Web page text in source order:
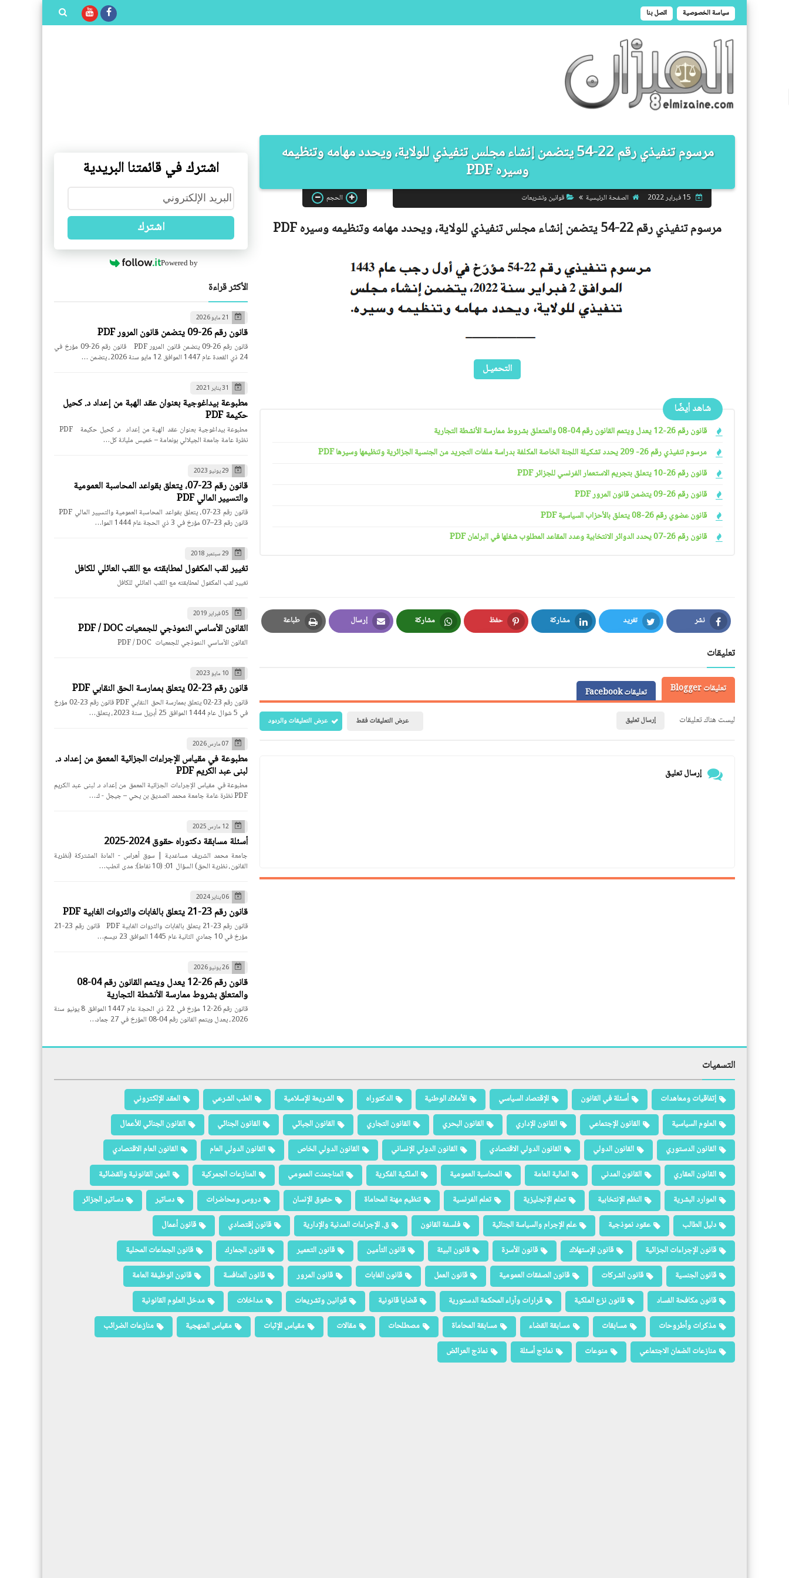
سياسة الخصوصية اتصل بنا
مرسوم تنفيذي رقم 22-54 يتضمن إنشاء مجلس تنفيذي للولاية، ويحدد مهامه وتنظيمه
وسيره PDF
الصفحة الرئيسية قوانين وتشريعات الحجم
مرسوم تنفيذي رقم 22-54 يتضمن إنشاء مجلس تنفيذي للولاية، ويحدد مهامه وتنظيمه وسيره PDF
التحميـل
شاهد أيضًا
قانون رقم 26-12 يعدل ويتمم القانون رقم 04-08 والمتعلق بشروط ممارسة الأنشطة التجارية
مرسوم تنفيذي رقم 26- 209 يحدد تشكيلة اللجنة الخاصة المكلفة بدراسة ملفات التجريد من الجنسية الجزائرية وتنظيمها وسيرها PDF
قانون رقم 26-10 يتعلق بتجريم الاستعمار الفرنسي للجزائر PDF
قانون رقم 26-09 يتضمن قانون المرور PDF
قانون عضوي رقم 26-08 يتعلق بالأحزاب السياسية PDF
قانون رقم 26-07 يحدد الدوائر الانتخابية وعدد المقاعد المطلوب شغلها في البرلمان PDF
نشر
Facebook
تغريد
Twitter
مشاركة
LinkedIn
حفظ
Pinterest
مشاركة
Whatsapp
إرسال
Email
طباعة
Print
تعليقات
تعليقات Blogger
تعليقات Facebook
ليست هناك تعليقات
إرسال تعليق عرض التعليقات فقط عرض التعليقات والردود
إرسال تعليق
اشترك في قائمتنا البريدية
اشترك
Powered by
الأكثر قراءة
21 مايو 2026
قانون رقم 26-09 يتضمن قانون المرور PDF
قانون رقم 26-09 يتضمن قانون المرور PDF قانون رقم 26-09 مؤرخ في
24 ذي القعدة عام 1447 الموافق 12 مايو سنة 2026، يتضمن …
31 يناير 2021
مطبوعة بيداغوجية بعنوان عقد الهبة من إعداد د. كحيل
حكيمة PDF
نظرة عامة جامعة الجيلالي بونعامة – خميس مليانة كل…
29 يونيو 2023
قانون رقم 23-07، يتعلق بقواعد المحاسبة العمومية
والتسيير المالي PDF
قانون رقم 23–07 مؤرخ في 3 ذي الحجة عام 1444 الموا…
29 سبتمبر 2018
تغيير لقب المكفول لمطابقته مع اللقب العائلي للكافل
تغيير لقب المكفول لمطابقته مع اللقب العائلي للكافل
05 فبراير 2019
القانون الأساسي النموذجي للجمعيات PDF / DOC
القانون الأساسي النموذجي للجمعيات PDF / DOC
10 مايو 2023
قانون رقم 23-02 يتعلق بممارسة الحق النقابي PDF
قانون رقم 23-02 يتعلق بممارسة الحق النقابي PDF قانون رقم 23-02 مؤرخ
في 5 شوال عام 1444 الموافق 25 أبريل سنة 2023، يتعلق…
07 مارس 2026
مطبوعة في مقياس الإجراءات الجزائية المعمق من إعداد د.
لبنى عبد الكريم PDF
مطبوعة في مقياس الإجراءات الجزائية المعمق من إعداد د. لبنى عبد الكريم
PDF نظرة عامة جامعة محمد الصديق بن يحي – جيجل - ك…
12 مارس 2025
أسئلة مسابقة دكتوراه حقوق 2024-2025
جامعة محمد الشريف مساعدية | سوق أهراس - المادة المشتركة (نظرية
القانون، نظرية الحق) السؤال 01: (10 نقاط): مدى انطب…
06 يناير 2024
قانون رقم 23-21 يتعلق بالغابات والثروات الغابية PDF
قانون رقم 23-21 يتعلق بالغابات والثروات الغابية PDF قانون رقم 23-21
مؤرخ في 10 جمادي الثانية عام 1445 الموافق 23 ديسم…
26 يونيو 2026
قانون رقم 26-12 يعدل ويتمم القانون رقم 04-08
والمتعلق بشروط ممارسة الأنشطة التجارية
قانون رقم 26-12 مؤرخ في 22 ذي الحجة عام 1447 الموافق 8 يونيو سنة
2026، يعدل ويتمم القانون رقم 04-08 المؤرخ في 27 جماد…
التسميات
إتفاقيات ومعاهدات أسئلة في القانون الإقتصاد السياسي الأملاك الوطنية الدكتوراه الشريعة الإسلامية الطب الشرعي
العقد الإلكتروني
العلوم السياسية
القانون الإجتماعي القانون الإداري القانون البحري القانون التجاري القانون الجبائي القانون الجنائي
القانون الجنائي للأعمال
القانون الدستوري
القانون الدولي القانون الدولي الاقتصادي القانون الدولي الإنساني القانون الدولي الخاص القانون الدولي العام
القانون العام الاقتصادي
القانون العقاري
القانون المدني المالية العامة المحاسبة العمومية الملكية الفكرية المناجمنت العمومي المنازعات الجمركية
المهن القانونية والقضائية
الموارد البشرية
النظم الإنتخابية تعلم الإنجليزية تعلم الفرنسية تنظيم مهنة المحاماة حقوق الإنسان دروس ومحاضرات دساتير
دساتير الجزائر
دليل الطالب
عقود نموذجية علم الإجرام والسياسة الجنائية فلسفة القانون ق. الإجراءات المدنية والإدارية قانون إقتصادي
قانون أعمال
قانون الإجراءات الجزائية
قانون الإستهلاك قانون الأسرة قانون البيئة قانون التأمين قانون التعمير قانون الجمارك
قانون الجماعات المحلية
قانون الجنسية
قانون الشركات قانون الصفقات العمومية قانون العمل قانون الغابات قانون المرور قانون المنافسة
قانون الوظيفة العامة
قانون مكافحة الفساد
قانون نزع الملكية قرارات وآراء المحكمة الدستورية قضايا قانونية قوانين وتشريعات مداخلات
مدخل العلوم القانونية
مذكرات وأطروحات
مسابقات مسابقة القضاء مسابقة المحاماة مصطلحات مقالات مقياس الإثبات مقياس المنهجية
منازعات الضرائب
منازعات الضمان الاجتماعي
منوعات نماذج أسئلة نماذج العرائض